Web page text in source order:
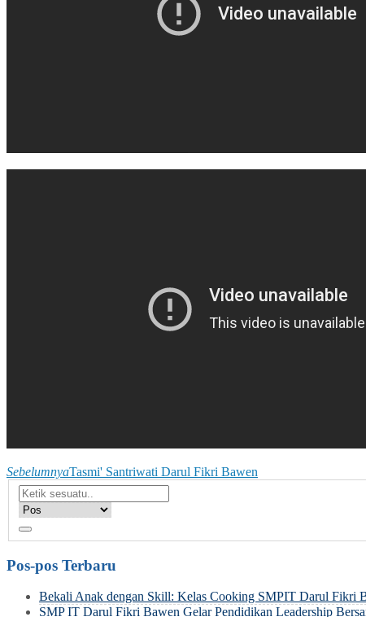
SebelumnyaTasmi' Santriwati Darul Fikri Bawen
Pos-pos Terbaru
Bekali Anak dengan Skill: Kelas Cooking SMPIT Darul Fikri
SMP IT Darul Fikri Bawen Gelar Pendidikan Leadership